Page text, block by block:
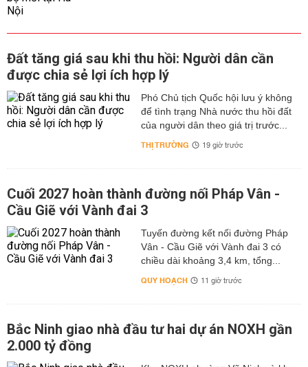
Đất tăng giá sau khi thu hồi: Người dân cần
được chia sẻ lợi ích hợp lý
Phó Chủ tịch Quốc hội lưu ý không
để tình trạng Nhà nước thu hồi đất
của người dân theo giá trị trước...
THỊ TRƯỜNG 19 giờ trước
Cuối 2027 hoàn thành đường nối Pháp Vân -
Cầu Giẽ với Vành đai 3
Tuyến đường kết nối đường Pháp
Vân - Cầu Giẽ với Vành đai 3 có
chiều dài khoảng 3,4 km, tổng...
QUY HOẠCH 11 giờ trước
Bắc Ninh giao nhà đầu tư hai dự án NOXH gần
2.000 tỷ đồng